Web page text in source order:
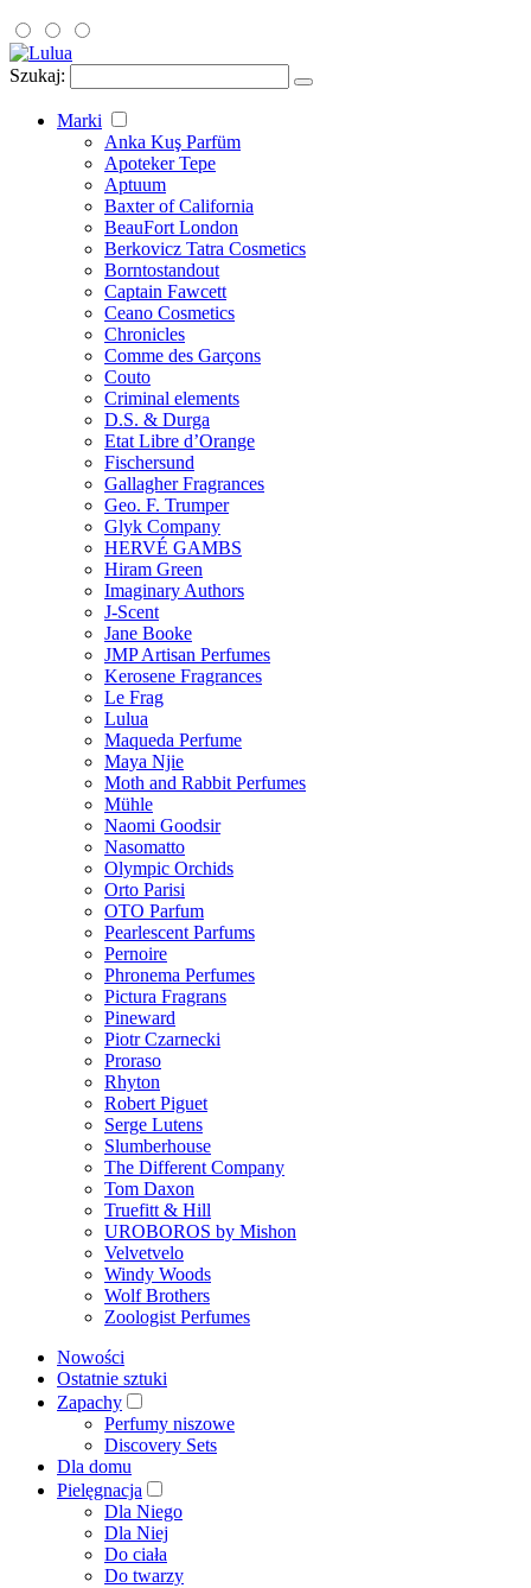
Szukaj:
Marki
Anka Kuş Parfüm
Apoteker Tepe
Aptuum
Baxter of California
BeauFort London
Berkovicz Tatra Cosmetics
Borntostandout
Captain Fawcett
Ceano Cosmetics
Chronicles
Comme des Garçons
Couto
Criminal elements
D.S. & Durga
Etat Libre d’Orange
Fischersund
Gallagher Fragrances
Geo. F. Trumper
Glyk Company
HERVÉ GAMBS
Hiram Green
Imaginary Authors
J-Scent
Jane Booke
JMP Artisan Perfumes
Kerosene Fragrances
Le Frag
Lulua
Maqueda Perfume
Maya Njie
Moth and Rabbit Perfumes
Mühle
Naomi Goodsir
Nasomatto
Olympic Orchids
Orto Parisi
OTO Parfum
Pearlescent Parfums
Pernoire
Phronema Perfumes
Pictura Fragrans
Pineward
Piotr Czarnecki
Proraso
Rhyton
Robert Piguet
Serge Lutens
Slumberhouse
The Different Company
Tom Daxon
Truefitt & Hill
UROBOROS by Mishon
Velvetvelo
Windy Woods
Wolf Brothers
Zoologist Perfumes
Nowości
Ostatnie sztuki
Zapachy
Perfumy niszowe
Discovery Sets
Dla domu
Pielęgnacja
Dla Niego
Dla Niej
Do ciała
Do twarzy